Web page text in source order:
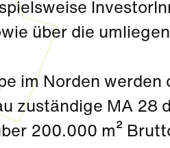
über die
im Norden
zuständige MA 28
200.000 m²